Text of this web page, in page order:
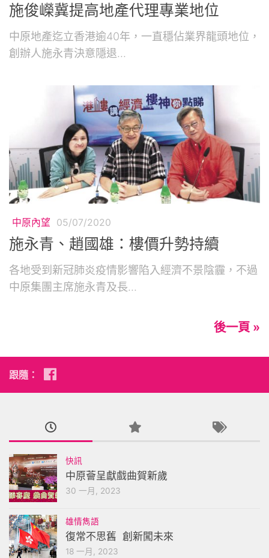
施俊嶸冀提高地產代理專業地位
中原地產迄立香港逾40年，一直穩佔業界龍頭地位，
創辦人施永青決意隱退...
中原內望 05/07/2020
施永青、趙國雄：樓價升勢持續
各地受到新冠肺炎疫情影響陷入經濟不景陰霾，不過
中原集團主席施永青及長...
後一頁 »
跟隨：
快訊
中原薈呈獻戲曲賀新歲
30 一月, 2023
雄情雋語
復常不思舊 創新闖未來
18 一月, 2023